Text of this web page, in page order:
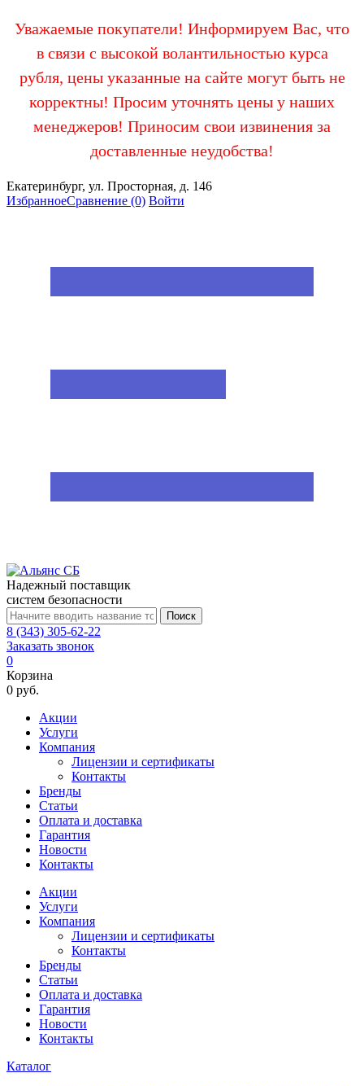
Уважаемые покупатели! Информируем Вас, что
в связи с высокой волантильностью курса
рубля, цены указанные на сайте могут быть не
корректны! Просим уточнять цены у наших
менеджеров! Приносим свои извинения за
доставленные неудобства!
Екатеринбург, ул. Просторная, д. 146
ИзбранноеСравнение (0) Войти
Надежный поставщик
систем безопасности
Поиск
8 (343) 305-62-22
Заказать звонок
0
Корзина
0 руб.
Акции
Услуги
Компания
Лицензии и сертификаты
Контакты
Бренды
Статьи
Оплата и доставка
Гарантия
Новости
Контакты
Акции
Услуги
Компания
Лицензии и сертификаты
Контакты
Бренды
Статьи
Оплата и доставка
Гарантия
Новости
Контакты
Каталог